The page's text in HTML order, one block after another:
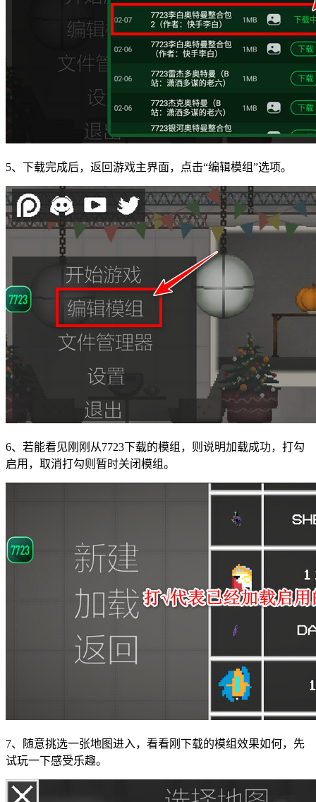
5、下载完成后，返回游戏主界面，点击“编辑模组”选项。
6、若能看见刚刚从7723下载的模组，则说明加载成功，打勾
启用，取消打勾则暂时关闭模组。
7、随意挑选一张地图进入，看看刚下载的模组效果如何，先
试玩一下感受乐趣。